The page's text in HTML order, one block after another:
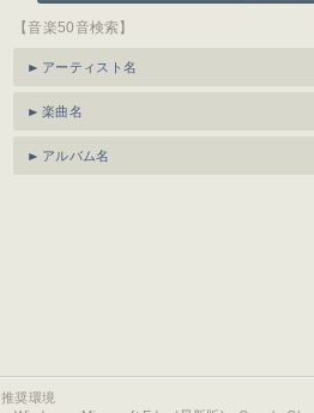
【音楽50音検索】
アーティスト名
楽曲名
アルバム名
推奨環境